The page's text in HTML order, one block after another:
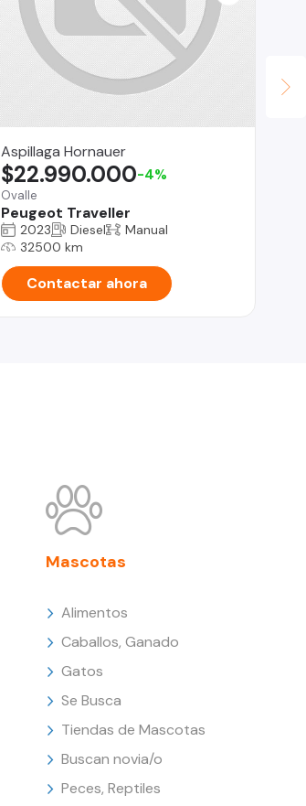
Aspillaga Hornauer
Ovalle
Peugeot Traveller
$22.990.000-4%
2023 Diesel
Manual
32500 km
Contactar ahora
Mascotas
Alimentos
Caballos, Ganado
Gatos
Se Busca
Tiendas de Mascotas
Buscan novia/o
Peces, Reptiles